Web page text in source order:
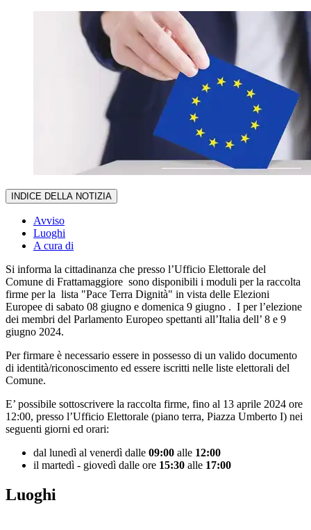
INDICE DELLA NOTIZIA
Avviso
Luoghi
A cura di
Si informa la cittadinanza che presso l’Ufficio Elettorale del
Comune di Frattamaggiore sono disponibili i moduli per la raccolta
firme per la lista "Pace Terra Dignità" in vista delle Elezioni
Europee di sabato 08 giugno e domenica 9 giugno . I per l’elezione
dei membri del Parlamento Europeo spettanti all’Italia dell’ 8 e 9
giugno 2024.
Per firmare è necessario essere in possesso di un valido documento
di identità/riconoscimento ed essere iscritti nelle liste elettorali del
Comune.
E’ possibile sottoscrivere la raccolta firme, fino al 13 aprile 2024 ore
12:00, presso l’Ufficio Elettorale (piano terra, Piazza Umberto I) nei
seguenti giorni ed orari:
dal lunedì al venerdì dalle 09:00 alle 12:00
il martedì - giovedì dalle ore 15:30 alle 17:00
Luoghi